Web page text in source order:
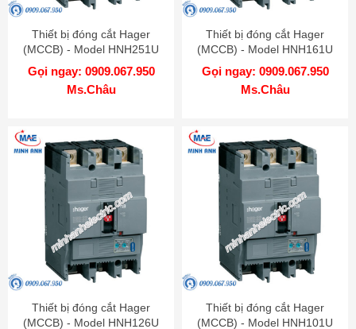
Thiết bị đóng cắt Hager
(MCCB) - Model HNH251U
Gọi ngay: 0909.067.950
Ms.Châu
Thiết bị đóng cắt Hager
(MCCB) - Model HNH161U
Gọi ngay: 0909.067.950
Ms.Châu
Thiết bị đóng cắt Hager
(MCCB) - Model HNH126U
Thiết bị đóng cắt Hager
(MCCB) - Model HNH101U